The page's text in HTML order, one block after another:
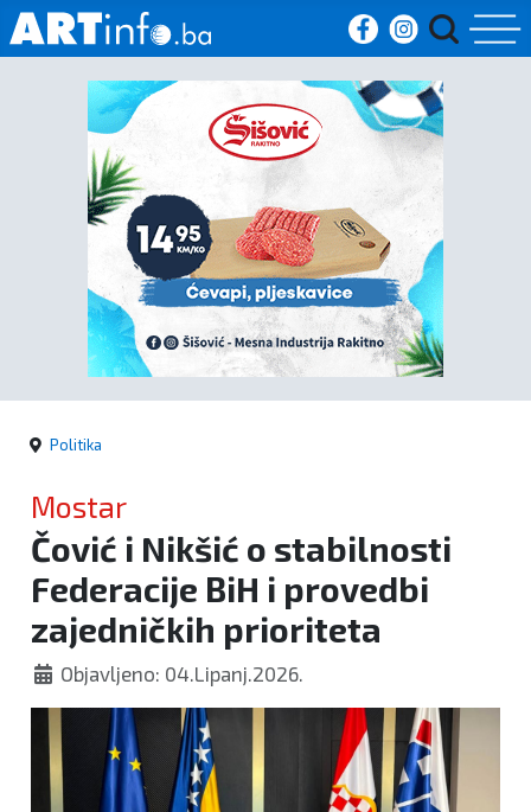
Početna
Vijesti
Sport
Kultura
Crna
kronika
Politika
Zanimljivosti
Politika
Mostar
Čović i Nikšić o stabilnosti
Federacije BiH i provedbi
zajedničkih prioriteta
Objavljeno: 04.Lipanj.2026.